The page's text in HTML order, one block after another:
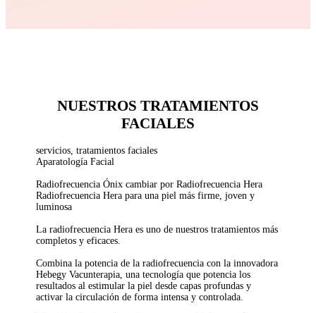
NUESTROS TRATAMIENTOS
FACIALES
servicios, tratamientos faciales
Aparatología Facial
Radiofrecuencia Ónix cambiar por Radiofrecuencia Hera
Radiofrecuencia Hera para una piel más firme, joven y
luminosa
La radiofrecuencia Hera es uno de nuestros tratamientos más
completos y eficaces.
Combina la potencia de la radiofrecuencia con la innovadora
Hebegy Vacunterapia, una tecnología que potencia los
resultados al estimular la piel desde capas profundas y
activar la circulación de forma intensa y controlada.